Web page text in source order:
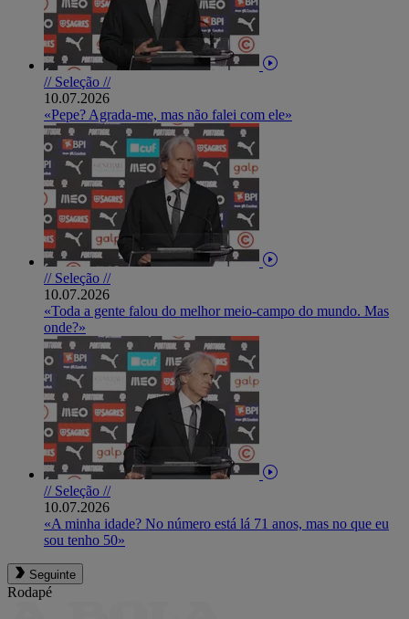
// Seleção //
10.07.2026
«Pepe? Agrada-me, mas não falei com ele»
// Seleção //
10.07.2026
«Toda a gente falou do melhor meio-campo do mundo. Mas
onde?»
// Seleção //
10.07.2026
«A minha idade? No número está lá 71 anos, mas no que eu
sou tenho 50»
Seguinte
Rodapé